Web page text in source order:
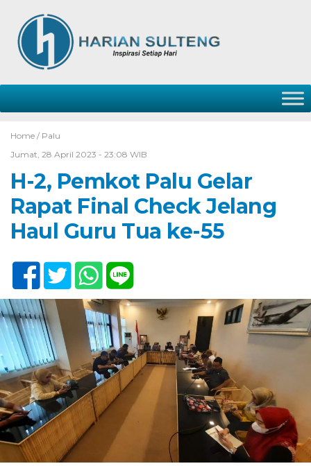
Home / Palu
Jumat, 28 April 2023 - 23:08 WIB
H-2, Pemkot Palu Gelar
Rapat Final Check Jelang
Haul Guru Tua ke-55